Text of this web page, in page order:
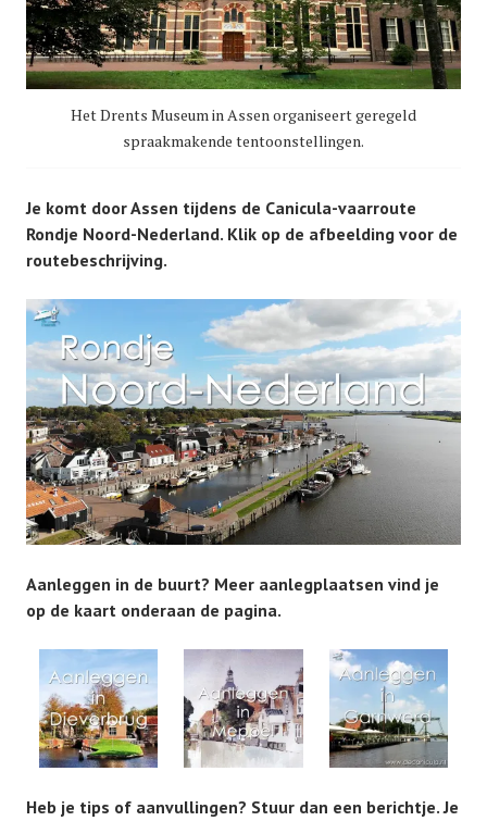
Het Drents Museum in Assen organiseert geregeld
spraakmakende tentoonstellingen.
Je komt door Assen tijdens de Canicula-vaarroute
Rondje Noord-Nederland. Klik op de afbeelding voor de
routebeschrijving.
Aanleggen in de buurt? Meer aanlegplaatsen vind je
op de kaart onderaan de pagina.
Heb je tips of aanvullingen? Stuur dan een berichtje. Je